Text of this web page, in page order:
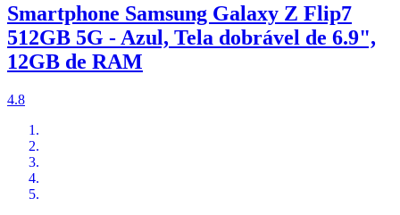
Smartphone Samsung Galaxy Z Flip7
512GB 5G - Azul, Tela dobrável de 6.9",
12GB de RAM
4.8